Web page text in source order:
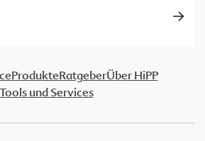
ProdukteRatgeberÜber HiPP
Tools und Services